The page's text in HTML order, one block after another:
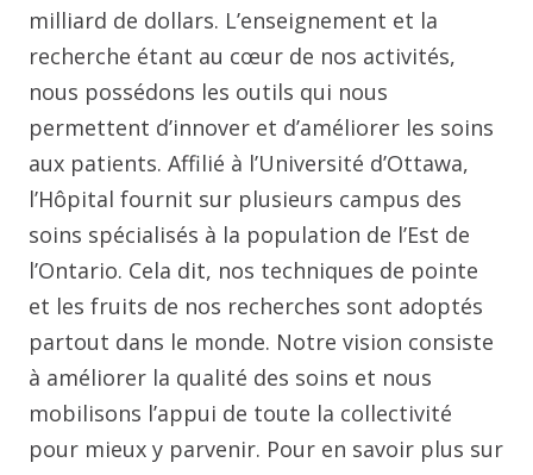
milliard de dollars. L’enseignement et la
recherche étant au cœur de nos activités,
nous possédons les outils qui nous
permettent d’innover et d’améliorer les soins
aux patients. Affilié à l’Université d’Ottawa,
l’Hôpital fournit sur plusieurs campus des
soins spécialisés à la population de l’Est de
l’Ontario. Cela dit, nos techniques de pointe
et les fruits de nos recherches sont adoptés
partout dans le monde. Notre vision consiste
à améliorer la qualité des soins et nous
mobilisons l’appui de toute la collectivité
pour mieux y parvenir. Pour en savoir plus sur